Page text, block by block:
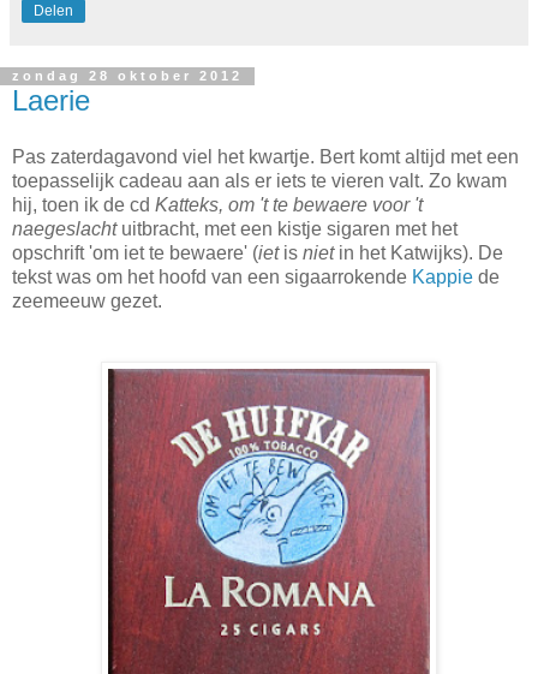
Delen
zondag 28 oktober 2012
Laerie
Pas zaterdagavond viel het kwartje. Bert komt altijd met een
toepasselijk cadeau aan als er iets te vieren valt. Zo kwam
hij, toen ik de cd Katteks, om 't te bewaere voor 't
naegeslachtuitbracht, met een kistje sigaren met het
opschrift 'om iet te bewaere' (ietis nietin het Katwijks). De
tekst was om het hoofd van een sigaarrokende Kappie de
zeemeeuw gezet.